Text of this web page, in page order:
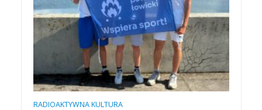
RADIOAKTYWNA KULTURA